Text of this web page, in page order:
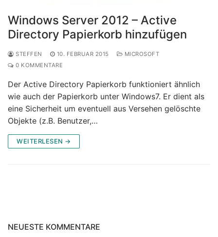
Windows Server 2012 – Active
Directory Papierkorb hinzufügen
STEFFEN 10. FEBRUAR 2015
MICROSOFT
0 KOMMENTARE
Der Active Directory Papierkorb funktioniert ähnlich
wie auch der Papierkorb unter Windows7. Er dient als
eine Sicherheit um eventuell aus Versehen gelöschte
Objekte (z.B. Benutzer,…
WEITERLESEN →
NEUESTE KOMMENTARE